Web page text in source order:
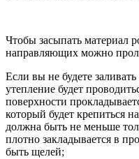
Чтобы засыпать материал
направляющих можно
Если вы не будете
утепление будет
поверхности
который будет крепиться
должна быть не меньше
плотно закладывается в
быть щелей;